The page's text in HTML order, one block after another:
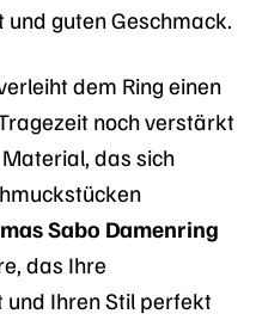
guten Geschmack.
dem Ring einen
noch verstärkt
das sich
Sabo Damenring
das Ihre
Ihren Stil perfekt